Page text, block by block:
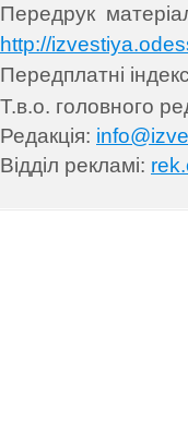
Передрук
http://
Передплатні
Т.в.о. головного
Редакція:
Відділ рекламі: